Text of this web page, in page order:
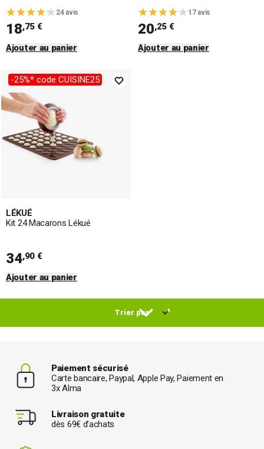
24 avis
18,75 €
Ajouter au panier
17 avis
20,25 €
Ajouter au panier
-25%* code CUISINE25
LÉKUÉ
Kit 24 Macarons Lékué
34,90 €
Ajouter au panier
Paiement sécurisé
Carte bancaire, Paypal, Apple Pay, Paiement en
3x Alma
Livraison gratuite
dès 69€ d’achats